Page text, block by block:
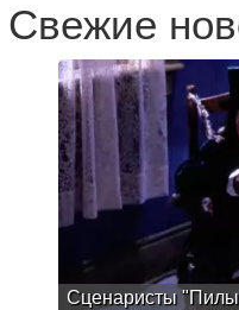
Свежие
Сценаристы